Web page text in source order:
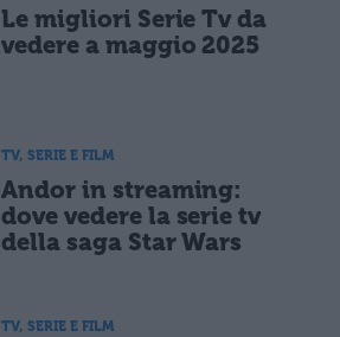
Le migliori Serie Tv da
vedere a maggio 2025
TV, SERIE E FILM
Andor in streaming:
dove vedere la serie tv
della saga Star Wars
TV, SERIE E FILM